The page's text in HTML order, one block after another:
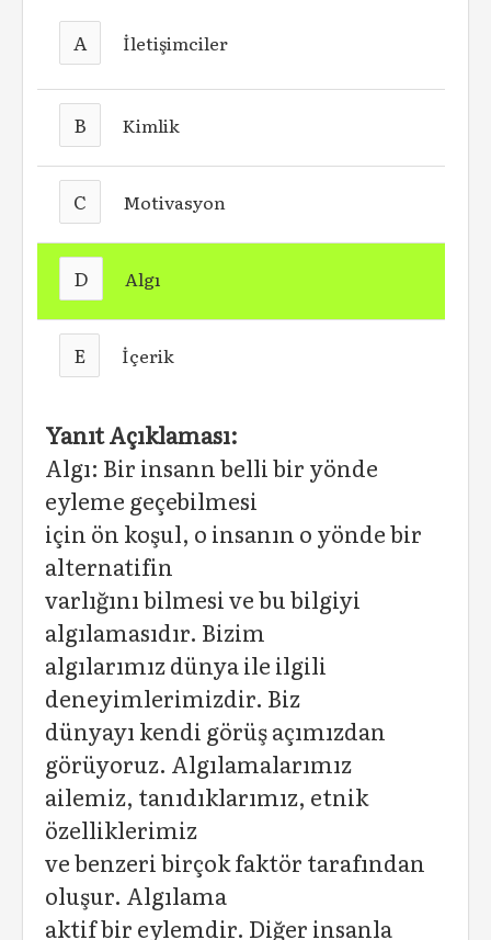
A İletişimciler
B Kimlik
C Motivasyon
D Algı
E İçerik
Yanıt Açıklaması:
Algı: Bir insann belli bir yönde
eyleme geçebilmesi
için ön koşul, o insanın o yönde bir
alternatifin
varlığını bilmesi ve bu bilgiyi
algılamasıdır. Bizim
algılarımız dünya ile ilgili
deneyimlerimizdir. Biz
dünyayı kendi görüş açımızdan
görüyoruz. Algılamalarımız
ailemiz, tanıdıklarımız, etnik
özelliklerimiz
ve benzeri birçok faktör tarafından
oluşur. Algılama
aktif bir eylemdir. Diğer insanla